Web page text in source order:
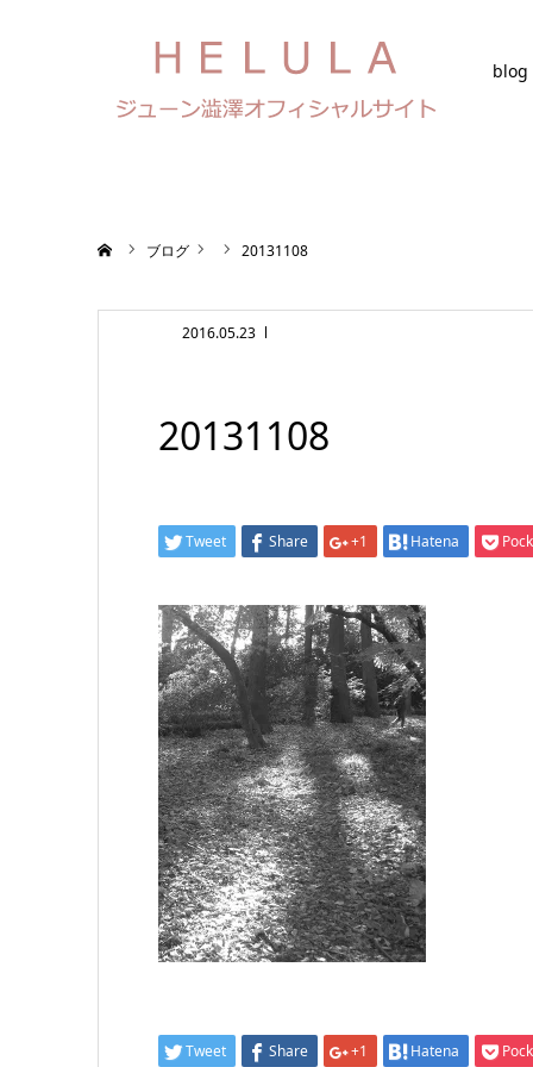
blog
ブログ 20131108
2016.05.23
20131108
Tweet Share +1 Hatena
Tweet Share +1 Hatena